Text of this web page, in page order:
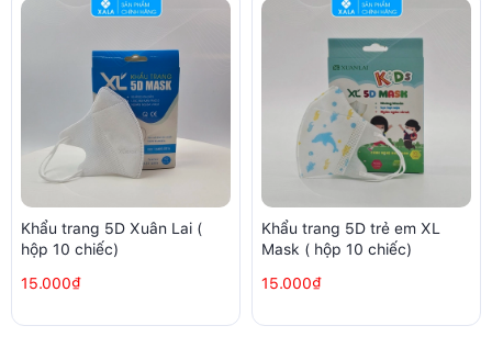
Khẩu trang 5D Xuân Lai (
hộp 10 chiếc)
15.000₫
Khẩu trang 5D trẻ em XL
Mask ( hộp 10 chiếc)
15.000₫